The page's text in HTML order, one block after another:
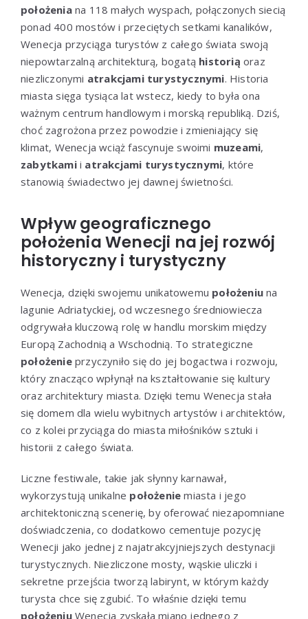
położeniana 118 małych wyspach, połączonych siecią
ponad 400 mostów i przeciętych setkami kanalików,
Wenecja przyciąga turystów z całego świata swoją
niepowtarzalną architekturą, bogatą historią oraz
niezliczonymi atrakcjami turystycznymi. Historia
miasta sięga tysiąca lat wstecz, kiedy to była ona
ważnym centrum handlowym i morską republiką. Dziś,
choć zagrożona przez powodzie i zmieniający się
klimat, Wenecja wciąż fascynuje swoimi muzeami,
zabytkamii atrakcjami turystycznymi, które
stanowią świadectwo jej dawnej świetności.
Wpływ geograficznego
położenia Wenecji na jej rozwój
historyczny i turystyczny
Wenecja, dzięki swojemu unikatowemu położeniu na
lagunie Adriatyckiej, od wczesnego średniowiecza
odgrywała kluczową rolę w handlu morskim między
Europą Zachodnią a Wschodnią. To strategiczne
położenieprzyczyniło się do jej bogactwa i rozwoju,
który znacząco wpłynął na kształtowanie się kultury
oraz architektury miasta. Dzięki temu Wenecja stała
się domem dla wielu wybitnych artystów i architektów,
co z kolei przyciąga do miasta miłośników sztuki i
historii z całego świata.
Liczne festiwale, takie jak słynny karnawał,
wykorzystują unikalne położenie miasta i jego
architektoniczną scenerię, by oferować niezapomniane
doświadczenia, co dodatkowo cementuje pozycję
Wenecji jako jednej z najatrakcyjniejszych destynacji
turystycznych. Niezliczone mosty, wąskie uliczki i
sekretne przejścia tworzą labirynt, w którym każdy
turysta chce się zgubić. To właśnie dzięki temu
położeniuWenecja zyskała miano jednego z